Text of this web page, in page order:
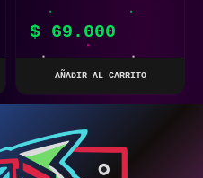
ADIVINACION
$ 69.000
AÑADIR AL CARRITO